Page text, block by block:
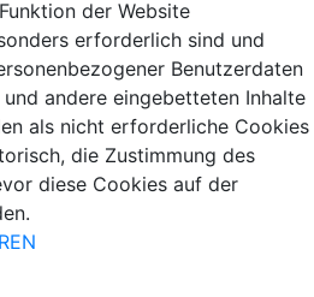
der Website
erforderlich sind und
Benutzerdaten
andere eingebetteten Inhalte
als nicht erforderliche Cookies
die Zustimmung des
diese Cookies auf der